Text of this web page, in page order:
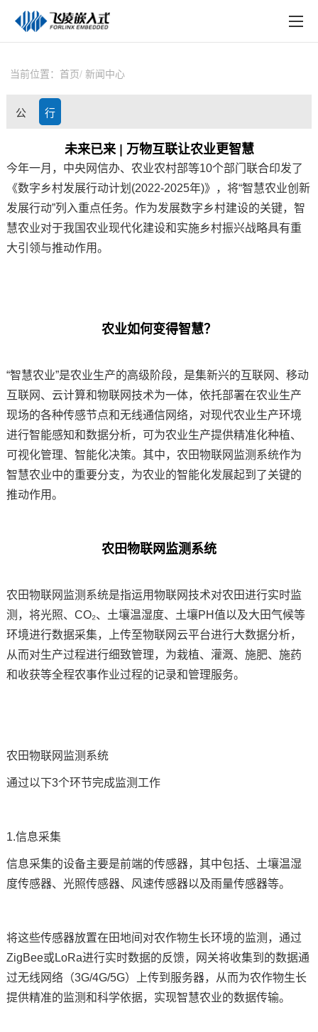
技术与支持
在线文档
方案定制
天猫商城
在线购买
当前位置： 首页 新闻中心
公
动
态
行
资
讯
未来已来 | 万物互联让农业更智慧
今年一月，中央网信办、农业农村部等10个部门联合印发了
《数字乡村发展行动计划(2022-2025年)》，将“智慧农业创新
发展行动”列入重点任务。作为发展数字乡村建设的关键，智
慧农业对于我国农业现代化建设和实施乡村振兴战略具有重
大引领与推动作用。
农业如何变得智慧？
“智慧农业”是农业生产的高级阶段，是集新兴的互联网、移动
互联网、云计算和物联网技术为一体，依托部署在农业生产
现场的各种传感节点和无线通信网络，对现代农业生产环境
进行智能感知和数据分析，可为农业生产提供精准化种植、
可视化管理、智能化决策。其中，农田物联网监测系统作为
智慧农业中的重要分支，为农业的智能化发展起到了关键的
推动作用。
农田物联网监测系统
农田物联网监测系统是指运用物联网技术对农田进行实时监
测，将光照、CO₂、土壤温湿度、土壤PH值以及大田气候等
环境进行数据采集，上传至物联网云平台进行大数据分析，
从而对生产过程进行细致管理，为栽植、灌溉、施肥、施药
和收获等全程农事作业过程的记录和管理服务。
农田物联网监测系统
通过以下3个环节完成监测工作
1.信息采集
信息采集的设备主要是前端的传感器，其中包括、土壤温湿
度传感器、光照传感器、风速传感器以及雨量传感器等。
将这些传感器放置在田地间对农作物生长环境的监测，通过
ZigBee或LoRa进行实时数据的反馈，网关将收集到的数据通
过无线网络（3G/4G/5G）上传到服务器，从而为农作物生长
提供精准的监测和科学依据，实现智慧农业的数据传输。